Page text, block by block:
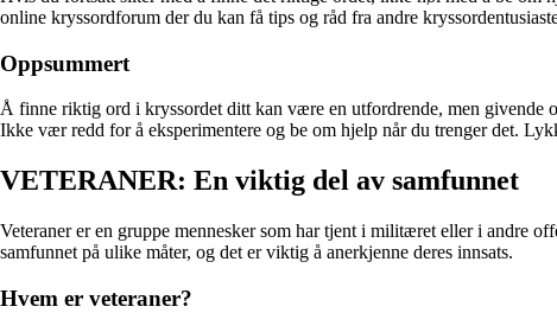
online kryssordforum der du kan få tips og råd fra andre
Oppsummert
Å finne riktig ord i kryssordet ditt kan være en utfordrende, men givende
Ikke vær redd for å eksperimentere og be om hjelp når du trenger det.
VETERANER: En viktig del av samfunnet
Veteraner er en gruppe mennesker som har tjent i militæret eller i andre
samfunnet på ulike måter, og det er viktig å anerkjenne deres innsats.
Hvem er veteraner?